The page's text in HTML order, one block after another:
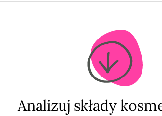
Analizuj składy